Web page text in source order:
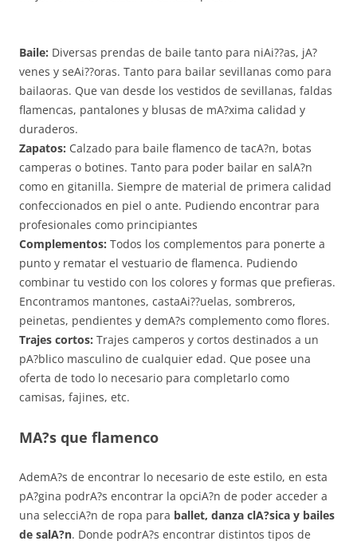
Baile: Diversas prendas de baile tanto para niAi??as, jA?
venes y seAi??oras. Tanto para bailar sevillanas como para
bailaoras. Que van desde los vestidos de sevillanas, faldas
flamencas, pantalones y blusas de mA?xima calidad y
duraderos.
Zapatos: Calzado para baile flamenco de tacA?n, botas
camperas o botines. Tanto para poder bailar en salA?n
como en gitanilla. Siempre de material de primera calidad
confeccionados en piel o ante. Pudiendo encontrar para
profesionales como principiantes
Complementos: Todos los complementos para ponerte a
punto y rematar el vestuario de flamenca. Pudiendo
combinar tu vestido con los colores y formas que prefieras.
Encontramos mantones, castaAi??uelas, sombreros,
peinetas, pendientes y demA?s complemento como flores.
Trajes cortos: Trajes camperos y cortos destinados a un
pA?blico masculino de cualquier edad. Que posee una
oferta de todo lo necesario para completarlo como
camisas, fajines, etc.
MA?s que flamenco
AdemA?s de encontrar lo necesario de este estilo, en esta
pA?gina podrA?s encontrar la opciA?n de poder acceder a
una selecciA?n de ropa para ballet, danza clA?sica y bailes
de salA?n. Donde podrA?s encontrar distintos tipos de